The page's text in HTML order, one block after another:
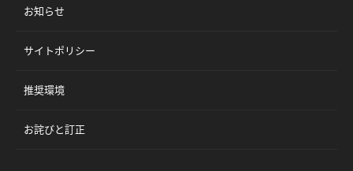
お知らせ
サイトポリシー
推奨環境
お詫びと訂正